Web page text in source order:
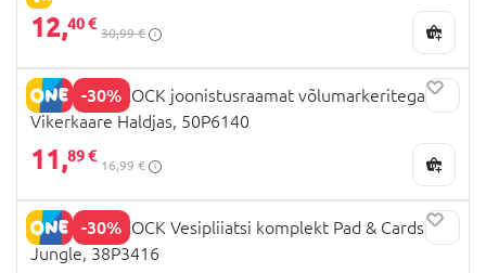
12,40 €
30,99 €
-30%
FLOSS AND ROCK joonistusraamat võlumarkeritega,
Vikerkaare Haldjas, 50P6140
11,89 €
16,99 €
-30%
FLOSS AND ROCK Vesipliiatsi komplekt Pad & Cards
Jungle, 38P3416